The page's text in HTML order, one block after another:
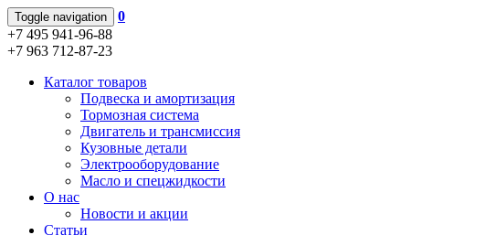
Toggle navigation
0
+7 495 941-96-88
+7 963 712-87-23
Каталог товаров
Подвеска и амортизация
Тормозная система
Двигатель и трансмиссия
Кузовные детали
Электрооборудование
Масло и спецжидкости
О нас
Новости и акции
Статьи